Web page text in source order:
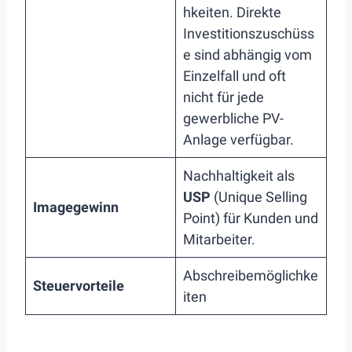
hkeiten. Direkte
Investitionszuschüss
e sind abhängig vom
Einzelfall und oft
nicht für jede
gewerbliche PV-
Anlage verfügbar.
Imagegewinn
Nachhaltigkeit als
USP (Unique Selling
Point) für Kunden und
Mitarbeiter.
Steuervorteile
Abschreibemöglichke
iten